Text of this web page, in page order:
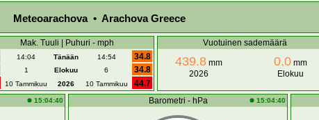
Meteoarachova • Arachova Greece
Mak. Tuuli | Puhuri - mph
14:04 Tänään 14:54
34.8
1 Elokuu 6
34.8
10 Tammikuu 2026 10 Tammikuu 44.7
Vuotuinen sademäärä
439.8 mm
2026
0.0 mm
Elokuu
15:04:40 Barometri - hPa 15:04:40